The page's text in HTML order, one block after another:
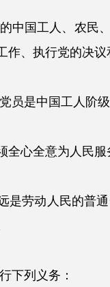
国工人、农民、
作、执行党的决
是中国工人阶级
心全意为人民服
劳动人民的普通
列义务：